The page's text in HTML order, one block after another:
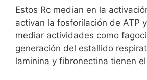
Estos Rc median en la
activan la fosforilación de ATP
mediar actividades como
generación del estallido
laminina y fibronectina tienen